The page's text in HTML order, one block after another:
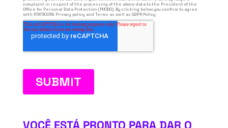
VOCÊ ESTÁ PRONTO PARA DAR O